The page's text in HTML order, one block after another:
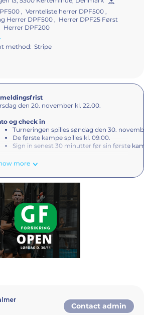
, Vernteliste herrer DPF500 ,
Herrer DPF500 , Herrer DPF25 Først
Herrer DPF200
method: Stripe
den 20. november kl. 22.00.
og check in
Turneringen spilles søndag den 30.
De første kampe spilles kl. 09.00.
Sign in senest 30 minutter før sin første
finder sted i PadelHouse, Vejlevangen
spilles på 4 baner. Ingen baner spilles
out of court-play.
meter
- DPF500 (spilles i tidsrummet kl. 10.00 -
more
Contact admin